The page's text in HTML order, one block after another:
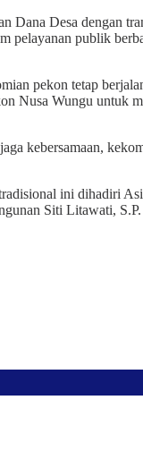
Dana Desa dengan
pelayanan publik
pekon tetap
Nusa Wungu untuk
kebersamaan,
ini dihadiri
Siti Litawati, S.P.